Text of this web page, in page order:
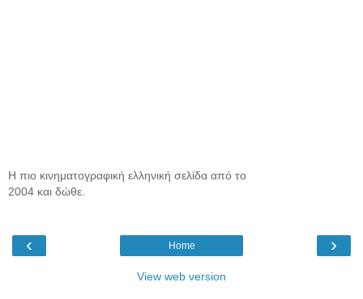
Η πιο κινηματογραφική ελληνική σελίδα από το
2004 και δώθε.
‹ ›
Home
View web version